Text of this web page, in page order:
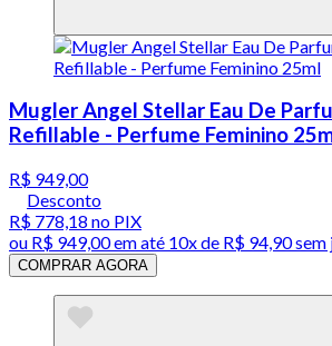
Mugler Angel Stellar Eau De
Refillable - Perfume Feminino
R$ 949,00
Desconto
R$ 778,18 no PIX
ou R$ 949,00em até 10x de R$ 94,90 sem
COMPRAR AGORA